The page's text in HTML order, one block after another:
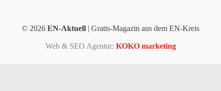
© 2026 EN-Aktuell | Gratis-Magazin aus dem EN-Kreis
Web & SEO Agentur: KOKO marketing